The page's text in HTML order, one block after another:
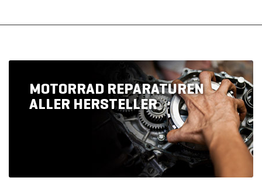
MOTORRAD REPARATUREN
ALLER HERSTELLER